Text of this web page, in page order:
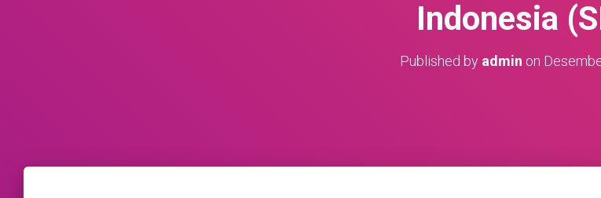
Indonesia
Published by admin on